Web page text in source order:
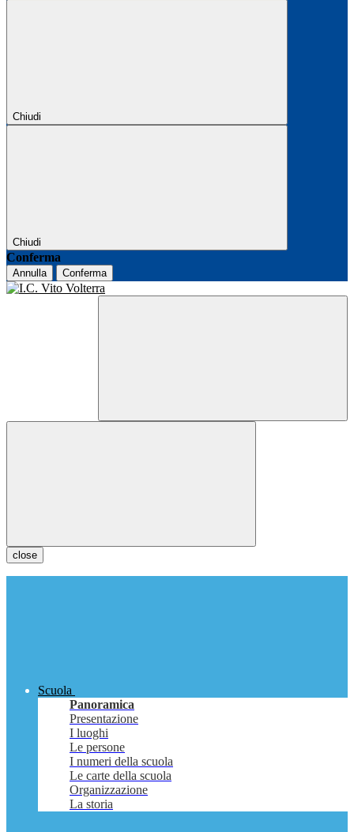
Chiudi
Chiudi
Conferma
Annulla Conferma
close
Scuola
Panoramica
Presentazione
I luoghi
Le persone
I numeri della scuola
Le carte della scuola
Organizzazione
La storia